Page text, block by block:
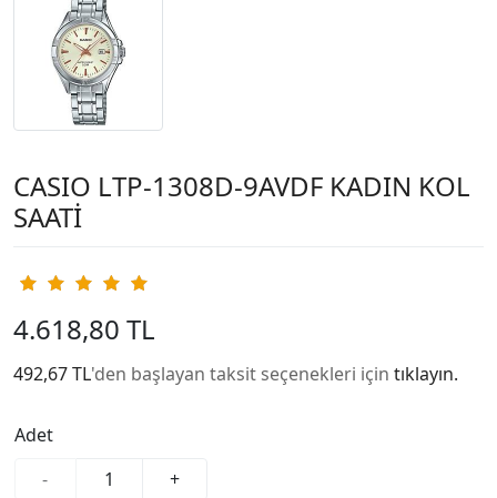
CASIO LTP-1308D-9AVDF KADIN KOL
SAATİ
4.618,80 TL
492,67 TL'den başlayan taksit seçenekleri için tıklayın.
Adet
-
+